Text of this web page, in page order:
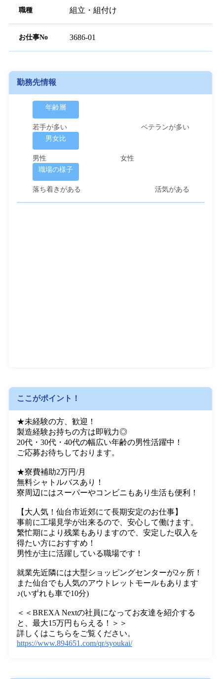
お仕事No
勤務先情報
若手が多い
男女比
男性
女性
ここがポイント！
★未経験の方、歓迎！
製造経験お持ちの方は即戦力◎
20代・30代・40代の幅広い年齢の男性活躍中！
ご応募お待ちしております。
★寮費補助2万円/月
無料シャトルバスあり！
寮周辺にはスーパーやコンビニもあり生活も便利！
【大人気！仙台市近郊にて長期安定のお仕事】
事前に工場見学が出来るので、安心して働けます。
繁忙期により残業もありますので、安定した収入を
得たい方におすすめ！
男性が主に活躍している職場です！
就業先近隣には大型ショッピングセンターが2ヶ所！
また仙台でも人気のアウトレットモールもあります
♪(いずれも車で10分)